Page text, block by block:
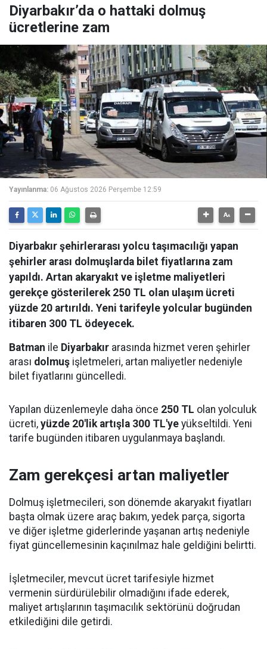
Diyarbakır’da o hattaki dolmuş
ücretlerine zam
Yayınlanma: 06 Ağustos 2026 Perşembe 12:59
Diyarbakır şehirlerarası yolcu taşımacılığı yapan
şehirler arası dolmuşlarda bilet fiyatlarına zam
yapıldı. Artan akaryakıt ve işletme maliyetleri
gerekçe gösterilerek 250 TL olan ulaşım ücreti
yüzde 20 artırıldı. Yeni tarifeyle yolcular bugünden
itibaren 300 TL ödeyecek.
Batman ile Diyarbakır arasında hizmet veren şehirler
arası dolmuş işletmeleri, artan maliyetler nedeniyle
bilet fiyatlarını güncelledi.
Yapılan düzenlemeyle daha önce 250 TL olan yolculuk
ücreti, yüzde 20'lik artışla 300 TL'ye yükseltildi. Yeni
tarife bugünden itibaren uygulanmaya başlandı.
Zam gerekçesi artan maliyetler
Dolmuş işletmecileri, son dönemde akaryakıt fiyatları
başta olmak üzere araç bakım, yedek parça, sigorta
ve diğer işletme giderlerinde yaşanan artış nedeniyle
fiyat güncellemesinin kaçınılmaz hale geldiğini belirtti.
İşletmeciler, mevcut ücret tarifesiyle hizmet
vermenin sürdürülebilir olmadığını ifade ederek,
maliyet artışlarının taşımacılık sektörünü doğrudan
etkilediğini dile getirdi.